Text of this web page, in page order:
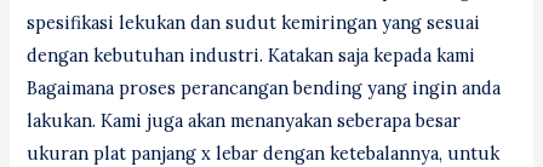
spesifikasi lekukan dan sudut kemiringan yang sesuai
dengan kebutuhan industri. Katakan saja kepada kami
Bagaimana proses perancangan bending yang ingin anda
lakukan. Kami juga akan menanyakan seberapa besar
ukuran plat panjang x lebar dengan ketebalannya, untuk